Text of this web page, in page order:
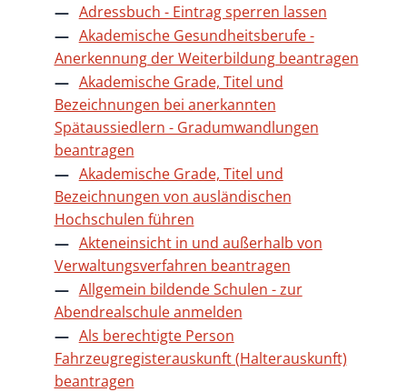
Adressbuch - Eintrag sperren lassen
Akademische Gesundheitsberufe -
Anerkennung der Weiterbildung beantragen
Akademische Grade, Titel und
Bezeichnungen bei anerkannten
Spätaussiedlern - Gradumwandlungen
beantragen
Akademische Grade, Titel und
Bezeichnungen von ausländischen
Hochschulen führen
Akteneinsicht in und außerhalb von
Verwaltungsverfahren beantragen
Allgemein bildende Schulen - zur
Abendrealschule anmelden
Als berechtigte Person
Fahrzeugregisterauskunft (Halterauskunft)
beantragen